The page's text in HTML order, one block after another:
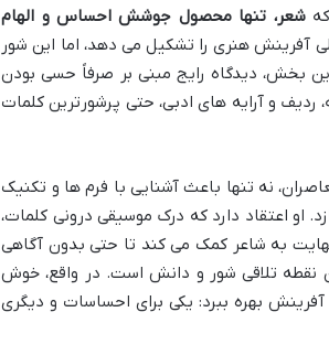
کهشعر، تنها محصول جوشش احساس و الهام
هنری را تشکیل می دهد، اما این شور
بخش، دیدگاه رایج مبنی بر صرفاً حسی بودن
و آرایه های ادبی، حتی پرشورترین کلمات
نه تنها باعث آشنایی با فرم ها و تکنیک
او اعتقاد دارد که درک موسیقی درونی کلمات،
به شاعر کمک می کند تا حتی بدون آگاهی
نقطه تلاقی شور و دانش است. در واقع، خوش
بهره ببرد: یکی برای احساسات و دیگری